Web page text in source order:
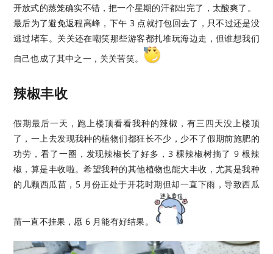
开放式的蒸笼确实不错，把一个星期的汗都出完了，太酸爽了。
最后为了避免返程高峰，下午 3 点就打包回去了，只不过还是没
逃过堵车。关关还在嘲笑那些游客都扎堆玩海边走，但谁想我们
自己也成了其中之一，关关苦笑。
辣椒丰收
假期最后一天，跑上楼顶看看我种的辣椒，有三四天没上楼顶
了，一上去发现我种的植物们都狂长不少，少不了假期前施肥的
功劳，看了一圈，发现辣椒长了好多，3 棵辣椒树摘了 9 根辣
椒，算是丰收啦。希望我种的其他植物也能大丰收，尤其是我种
的几颗西瓜苗，5 月份正处于开花时期但却一直下雨，导致西瓜
苗一直不挂果，愿 6 月能有好结果。